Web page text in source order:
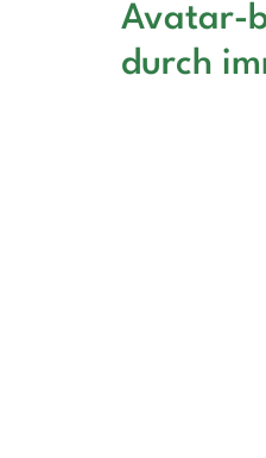
Avatar-
durch